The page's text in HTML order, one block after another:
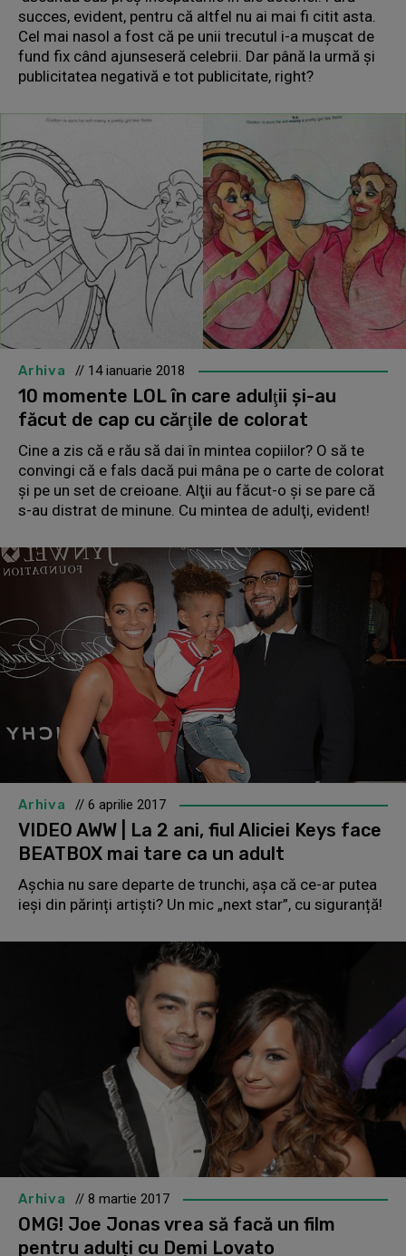
succes, evident, pentru că altfel nu ai mai fi citit asta.
Cel mai nasol a fost că pe unii trecutul i-a muşcat de
fund fix când ajunseseră celebrii. Dar până la urmă şi
publicitatea negativă e tot publicitate, right?
Arhiva // 14 ianuarie 2018
10 momente LOL în care adulţii şi-au
făcut de cap cu cărţile de colorat
Cine a zis că e rău să dai în mintea copiilor? O să te
convingi că e fals dacă pui mâna pe o carte de colorat
şi pe un set de creioane. Alţii au făcut-o şi se pare că
s-au distrat de minune. Cu mintea de adulţi, evident!
Arhiva // 6 aprilie 2017
VIDEO AWW | La 2 ani, fiul Aliciei Keys face
BEATBOX mai tare ca un adult
Așchia nu sare departe de trunchi, așa că ce-ar putea
ieși din părinți artiști? Un mic „next star”, cu siguranță!
Arhiva // 8 martie 2017
OMG! Joe Jonas vrea să facă un film
pentru adulți cu Demi Lovato